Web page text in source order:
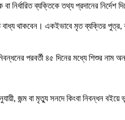
ব্যক্তিকে তথ্য প্রদানের নির্দেশ
বাধ্য থাকবেন। একইভাবে মৃত ব্যক্তির
পরবর্তী ৪৫ দিনের মধ্যে শিশুর নাম
জন্ম বা মৃত্যু সনদে কিংবা নিবন্ধন বইয়ে